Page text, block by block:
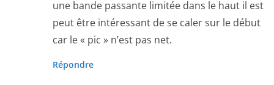
une bande passante limitée dans le haut il est
peut être intéressant de se caler sur le début
car le « pic » n’est pas net.
Répondre